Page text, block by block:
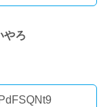
やろ